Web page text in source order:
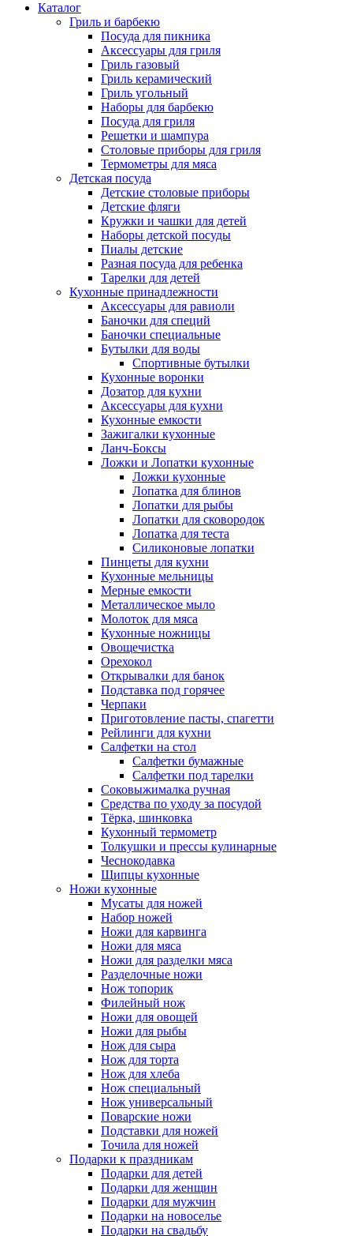
Каталог
Гриль и барбекю
Посуда для пикника
Аксессуары для гриля
Гриль газовый
Гриль керамический
Гриль угольный
Наборы для барбекю
Посуда для гриля
Решетки и шампура
Столовые приборы для гриля
Термометры для мяса
Детская посуда
Детские столовые приборы
Детские фляги
Кружки и чашки для детей
Наборы детской посуды
Пиалы детские
Разная посуда для ребенка
Тарелки для детей
Кухонные принадлежности
Аксессуары для равиоли
Баночки для специй
Баночки специальные
Бутылки для воды
Спортивные бутылки
Кухонные воронки
Дозатор для кухни
Аксессуары для кухни
Кухонные емкости
Зажигалки кухонные
Ланч-Боксы
Ложки и Лопатки кухонные
Ложки кухонные
Лопатка для блинов
Лопатки для рыбы
Лопатки для сковородок
Лопатка для теста
Силиконовые лопатки
Пинцеты для кухни
Кухонные мельницы
Мерные емкости
Металлическое мыло
Молоток для мяса
Кухонные ножницы
Овощечистка
Орехокол
Открывалки для банок
Подставка под горячее
Черпаки
Приготовление пасты, спагетти
Рейлинги для кухни
Салфетки на стол
Салфетки бумажные
Салфетки под тарелки
Соковыжималка ручная
Средства по уходу за посудой
Тëрка, шинковка
Кухонный термометр
Толкушки и прессы кулинарные
Чеснокодавка
Щипцы кухонные
Ножи кухонные
Мусаты для ножей
Набор ножей
Ножи для карвинга
Ножи для мяса
Ножи для разделки мяса
Разделочные ножи
Нож топорик
Филейный нож
Ножи для овощей
Ножи для рыбы
Нож для сыра
Нож для торта
Нож для хлеба
Нож специальный
Нож универсальный
Поварские ножи
Подставки для ножей
Точила для ножей
Подарки к праздникам
Подарки для детей
Подарки для женщин
Подарки для мужчин
Подарки на новоселье
Подарки на свадьбу